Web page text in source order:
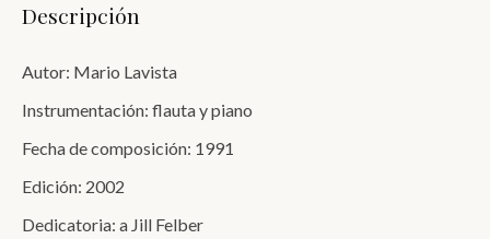
Descripción
Autor: Mario Lavista
Instrumentación: flauta y piano
Fecha de composición: 1991
Edición: 2002
Dedicatoria: a Jill Felber